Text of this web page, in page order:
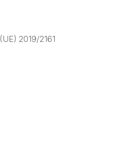
2019/2161